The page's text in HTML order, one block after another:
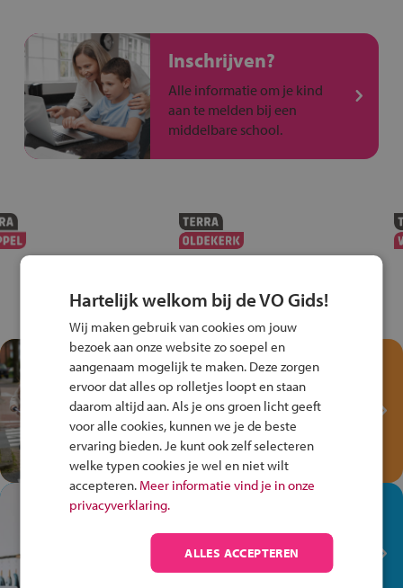
Inschrijven?
Alle informatie om je kind
aan te melden bij een
middelbare school.
Test je kennis met het
Fiets Veilig
Verkeersspel!
Speel het Fiets Veilig Verkeersspel
en win een Cortina-fiets!
In de winkel ben je op je
plek!
Ontdek via het vmbo jouw talent
op de winkelvloer, waar elke dag
Hartelijk welkom bij de VO Gids!
Wij maken gebruik van cookies om jouw
bezoek aan onze website zo soepel en
aangenaam mogelijk te maken. Deze zorgen
ervoor dat alles op rolletjes loopt en staan
daarom altijd aan. Als je ons groen licht geeft
voor alle cookies, kunnen we je de beste
ervaring bieden. Je kunt ook zelf selecteren
welke typen cookies je wel en niet wilt
accepteren. Meer informatie vind je in onze
privacyverklaring.
ALLES ACCEPTEREN